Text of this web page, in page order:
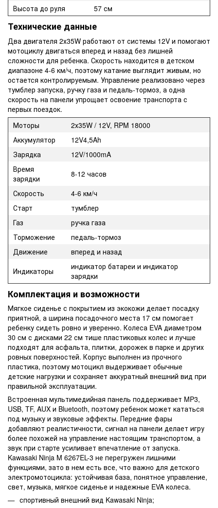
Высота до руля 57 см
Технические данные
Два двигателя 2х35W работают от системы 12V и помогают
мотоциклу двигаться вперед и назад без лишней
сложности для ребенка. Скорость находится в детском
диапазоне 4-6 км/ч, поэтому катание выглядит живым, но
остается контролируемым. Управление реализовано через
тумблер запуска, ручку газа и педаль-тормоз, а одна
скорость на панели упрощает освоение транспорта с
первых поездок.
Моторы
2х35W / 12V, RPM 18000
Аккумулятор
12V4,5Ah
Зарядка
12V/1000mA
Время
зарядки
8-12 часов
Скорость
4-6 км/ч
Старт
тумблер
Газ
ручка газа
Торможение
педаль-тормоз
Движение
вперед и назад
Индикаторы
индикатор батареи и индикатор
зарядки
Комплектация и возможности
Мягкое сиденье с покрытием из экокожи делает посадку
приятной, а ширина посадочного места 17 см помогает
ребенку сидеть ровно и уверенно. Колеса EVA диаметром
30 см с дисками 22 см тише пластиковых колес и лучше
подходят для асфальта, плитки, дорожек в парке и других
ровных поверхностей. Корпус выполнен из прочного
пластика, поэтому мотоцикл выдерживает обычные
детские нагрузки и сохраняет аккуратный внешний вид при
правильной эксплуатации.
Встроенная мультимедийная панель поддерживает MP3,
USB, TF, AUX и Bluetooth, поэтому ребенок может кататься
под музыку и звуковые эффекты. Передние фары
добавляют реалистичности, сигнал на панели делает игру
более похожей на управление настоящим транспортом, а
звук при старте усиливает впечатление от запуска.
Kawasaki Ninja M 6267EL-3 не перегружен лишними
функциями, зато в нем есть все, что важно для детского
электромотоцикла: устойчивая база, понятное управление,
свет, музыка, мягкое сиденье и надежные EVA колеса.
спортивный внешний вид Kawasaki Ninja;